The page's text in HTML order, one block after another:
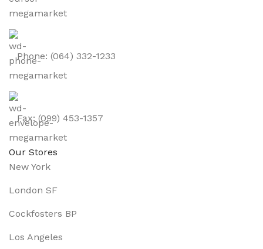
Phone: (064) 332-1233
Fax: (099) 453-1357
Our Stores
New York
London SF
Cockfosters BP
Los Angeles